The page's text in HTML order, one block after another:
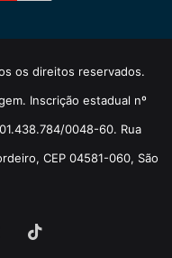
os direitos reservados.
Inscrição estadual nº
0048-60. Rua
CEP 04581-060, São